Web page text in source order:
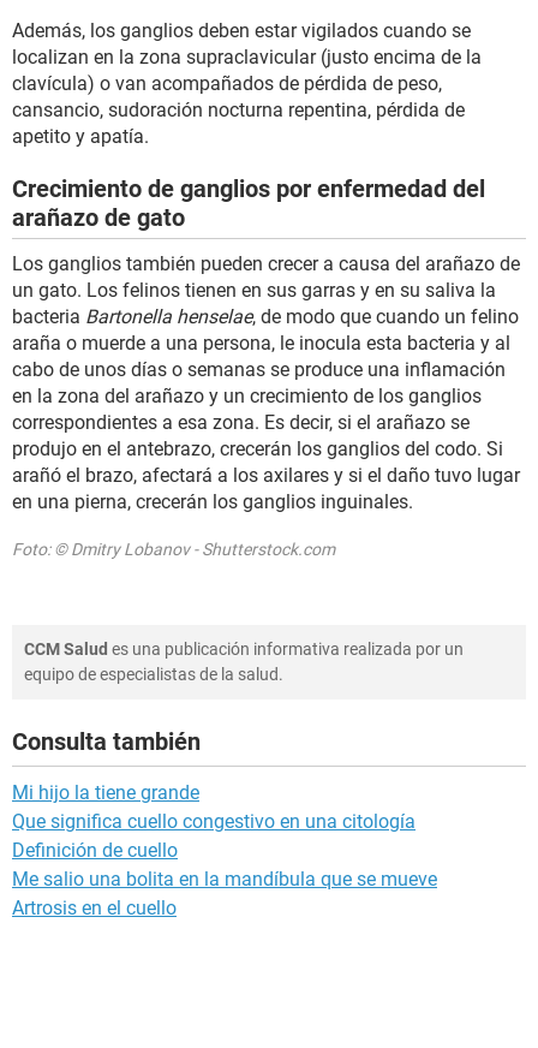
Además, los ganglios deben estar vigilados cuando se
localizan en la zona supraclavicular (justo encima de la
clavícula) o van acompañados de pérdida de peso,
cansancio, sudoración nocturna repentina, pérdida de
apetito y apatía.
Crecimiento de ganglios por enfermedad del
arañazo de gato
Los ganglios también pueden crecer a causa del arañazo de
un gato. Los felinos tienen en sus garras y en su saliva la
bacteria Bartonella henselae, de modo que cuando un felino
araña o muerde a una persona, le inocula esta bacteria y al
cabo de unos días o semanas se produce una inflamación
en la zona del arañazo y un crecimiento de los ganglios
correspondientes a esa zona. Es decir, si el arañazo se
produjo en el antebrazo, crecerán los ganglios del codo. Si
arañó el brazo, afectará a los axilares y si el daño tuvo lugar
en una pierna, crecerán los ganglios inguinales.
Foto: © Dmitry Lobanov - Shutterstock.com
CCM Salud es una publicación informativa realizada por un
equipo de especialistas de la salud.
Consulta también
Mi hijo la tiene grande
Que significa cuello congestivo en una citología
Definición de cuello
Me salio una bolita en la mandíbula que se mueve
Artrosis en el cuello